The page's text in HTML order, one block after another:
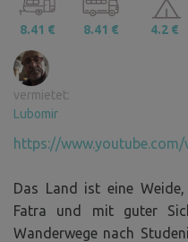
8.41 € 8.41 € 4.2 €
vermietet:
Lubomir
https://www.youtube.com/
Das Land ist eine
Fatra und mit guter
Wanderwege nach